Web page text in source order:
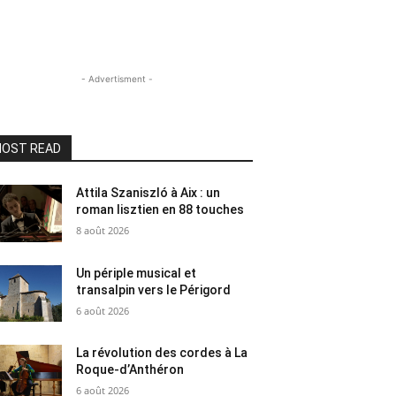
- Advertisment -
READ
Attila Szaniszló à Aix : un
roman lisztien en 88 touches
8 août 2026
Un périple musical et
transalpin vers le Périgord
6 août 2026
La révolution des cordes à La
Roque-d’Anthéron
6 août 2026